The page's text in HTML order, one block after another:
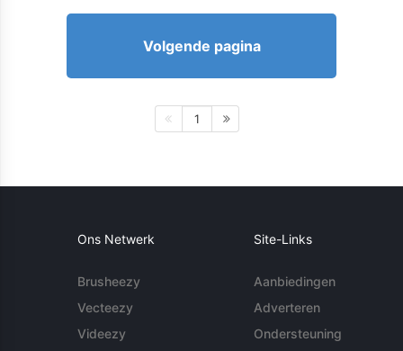
Volgende pagina
1
Ons Netwerk
Brusheezy
Vecteezy
Videezy
Site-Links
Aanbiedingen
Adverteren
Ondersteuning